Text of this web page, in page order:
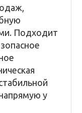
Подходит
у